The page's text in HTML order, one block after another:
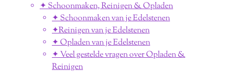
✦ Schoonmaken, Reinigen & Opladen
✦ Schoonmaken van je Edelstenen
✦Reinigen van je Edelstenen
✦ Opladen van je Edelstenen
✦ Veel gestelde vragen over Opladen &
Reinigen